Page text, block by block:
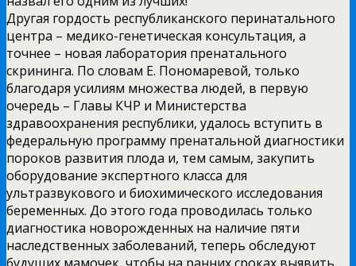
Другая гордость республиканского перинатального
центра – медико-генетическая консультация, а
точнее – новая лаборатория пренатального
скрининга. По словам Е. Пономаревой, только
благодаря усилиям множества людей, в первую
очередь – Главы КЧР и Министерства
здравоохранения республики, удалось вступить в
федеральную программу пренатальной диагностики
пороков развития плода и, тем самым, закупить
оборудование экспертного класса для
ультразвукового и биохимического исследования
беременных. До этого года проводилась только
диагностика новорожденных на наличие пяти
наследственных заболеваний, теперь обследуют